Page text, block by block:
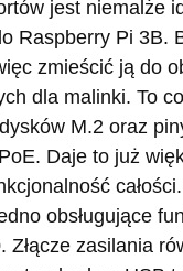
jest niemalże
Raspberry Pi 3B.
zmieścić ją do
dla malinki. To
M.2 oraz
Daje to już
obsługujące
Złącze zasilania